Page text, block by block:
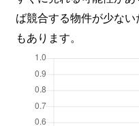
ば競合する物件が少な
もあります。